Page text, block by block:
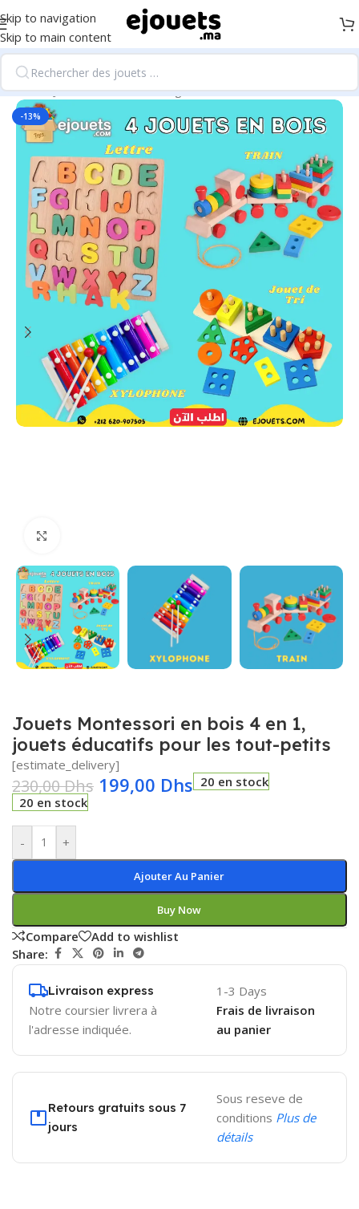
Skip to navigation
Skip to main content
Accueil/Jouets d'éveil et 1er âge
-13%
Jouets Montessori en bois 4 en 1,
jouets éducatifs pour les tout-petits
[estimate_delivery]
230,00Dhs 199,00 Dhs 20 en stock
20 en stock
- +
Ajouter Au Panier
Buy Now
Compare
Add to wishlist
Share:
Livraison express
Notre coursier livrera à
l'adresse indiquée.
1-3 Days
Frais de livraison
au panier
Retours gratuits sous 7
jours
Sous reseve de
conditions Plus de
détails